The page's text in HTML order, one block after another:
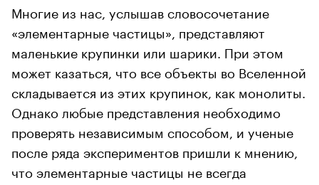
Многие из нас, услышав словосочетание
«элементарные частицы», представляют
маленькие крупинки или шарики. При этом
может казаться, что все объекты во Вселенной
складывается из этих крупинок, как монолиты.
Однако любые представления необходимо
проверять независимым способом, и ученые
после ряда экспериментов пришли к мнению,
что элементарные частицы не всегда